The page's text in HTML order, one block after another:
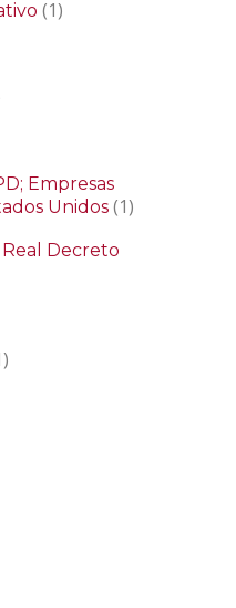
(1)
Empresas
Unidos (1)
Decreto